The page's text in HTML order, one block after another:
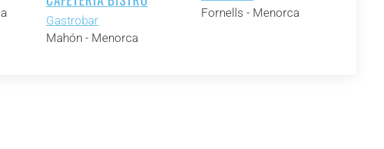
Gastrobar
Mahón - Menorca
Fornells - Menorca